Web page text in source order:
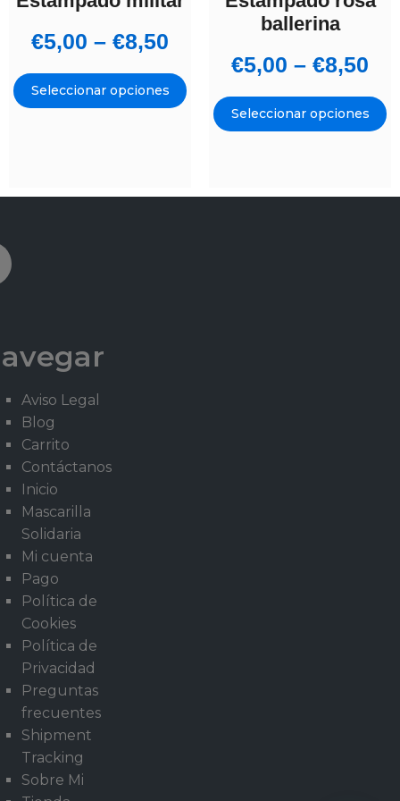
€5,00 – €8,50
Seleccionar opciones
ballerina
€5,00 – €8,50
Seleccionar opciones
Aviso Legal
Blog
Carrito
Contáctanos
Inicio
Mascarilla
Solidaria
Mi cuenta
Pago
Política de
Cookies
Política de
Privacidad
Preguntas
frecuentes
Shipment
Tracking
Sobre Mi